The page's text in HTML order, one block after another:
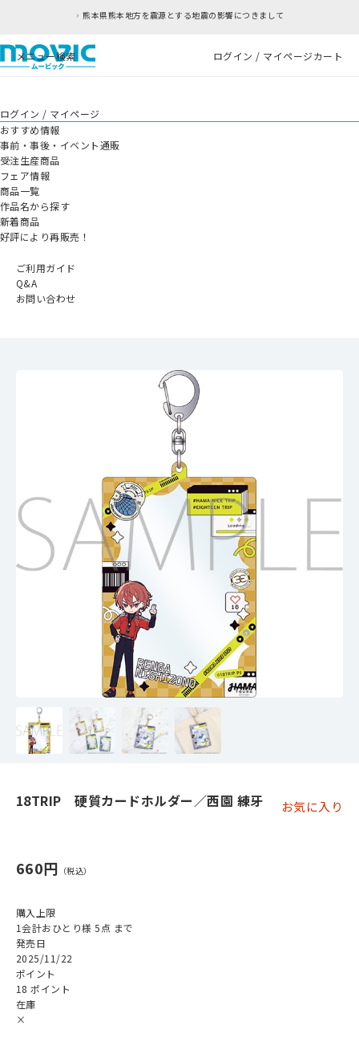
熊本県熊本地方を震源とする地震の影響につきまして
メニュー検索 ログイン / マイページカート
ログイン / マイページ
おすすめ情報
事前・事後・イベント通販
受注生産商品
フェア情報
商品一覧
作品名から探す
新着商品
好評により再販売！
ご利用ガイド
Q&A
お問い合わせ
18TRIP 硬質カードホルダー／西園 練牙 お気に入り
660円
購入上限
1会計おひとり様 5点 まで
発売日
2025/11/22
ポイント
18 ポイント
在庫
×